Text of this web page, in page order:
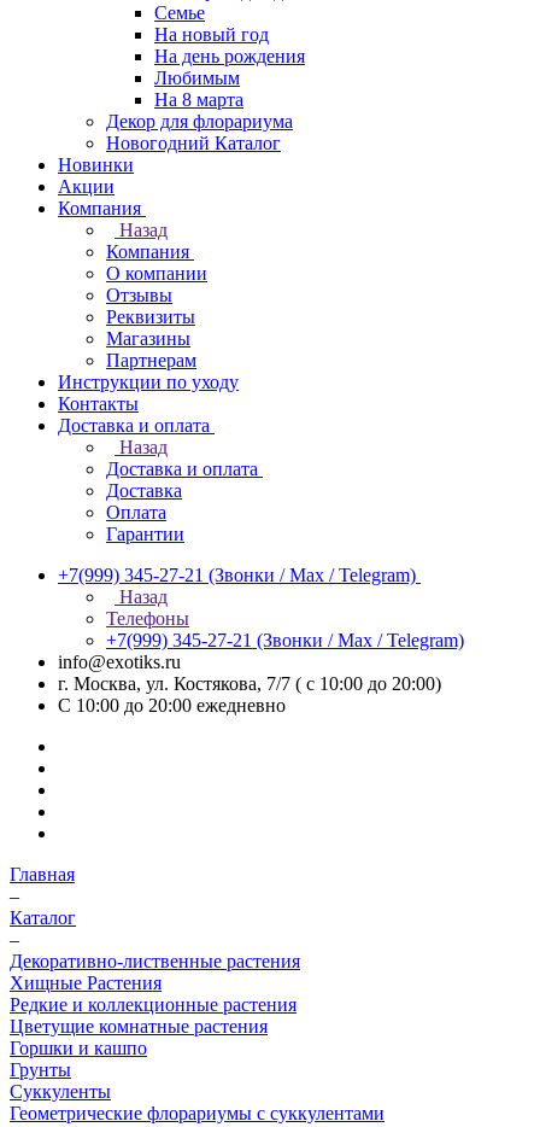
Семье
На новый год
На день рождения
Любимым
На 8 марта
Декор для флорариума
Новогодний Каталог
Новинки
Акции
Компания
Назад
Компания
О компании
Отзывы
Реквизиты
Магазины
Партнерам
Инструкции по уходу
Контакты
Доставка и оплата
Назад
Доставка и оплата
Доставка
Оплата
Гарантии
+7(999) 345-27-21 (Звонки / Max / Telegram)
Назад
Телефоны
+7(999) 345-27-21 (Звонки / Max / Telegram)
info@exotiks.ru
г. Москва, ул. Костякова, 7/7 ( с 10:00 до 20:00)
С 10:00 до 20:00 ежедневно
Главная
–
Каталог
–
Декоративно-лиственные растения
Хищные Растения
Редкие и коллекционные растения
Цветущие комнатные растения
Горшки и кашпо
Грунты
Суккуленты
Геометрические флорариумы с суккулентами